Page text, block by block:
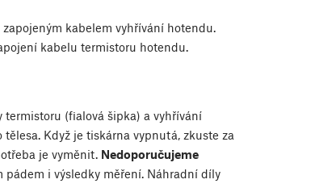
kabelem vyhřívání hotendu.
kabelu termistoru hotendu.
(fialová šipka) a vyhřívání
Když je tiskárna vypnutá, zkuste za
je vyměnit. Nedoporučujeme
i výsledky měření. Náhradní díly